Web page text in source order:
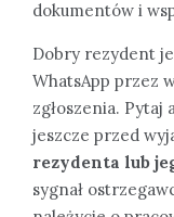
dokumentów i
Dobry rezydent
WhatsApp przez
zgłoszenia.
jeszcze przed
rezydenta lub
sygnał